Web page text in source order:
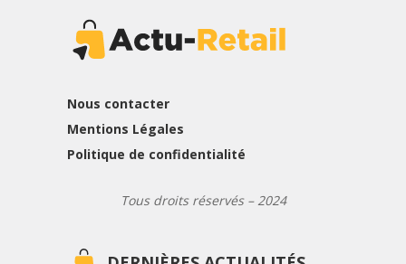
Nous contacter
Mentions Légales
Politique de confidentialité
Tous droits réservés – 2024